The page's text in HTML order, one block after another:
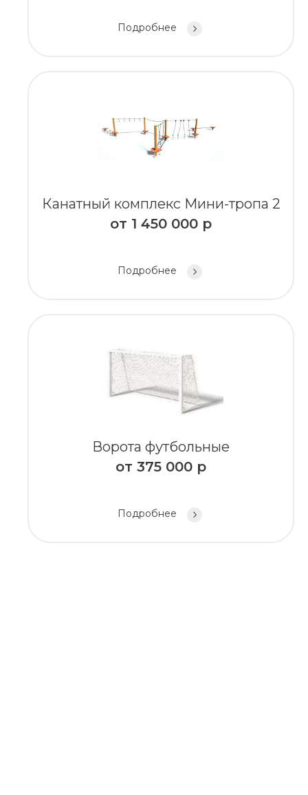
Подробнее
Канатный комплекс Мини-тропа 2
от 1 450 000 р
Подробнее
Ворота футбольные
от 375 000 р
Подробнее